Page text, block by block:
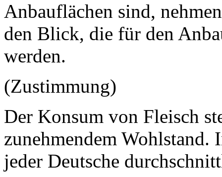
Anbauflächen sind,
den Blick, die für den
werden.
(Zustimmung)
Der Konsum von Fleisch
zunehmendem Wohlstand.
jeder Deutsche